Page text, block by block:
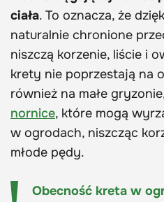
ciała. To oznacza, że
naturalnie chronione
niszczą korzenie, liście i
krety nie poprzestają na
również na małe
nornice, które mogą
w ogrodach, niszcząc
młode pędy.
Obecność kreta w